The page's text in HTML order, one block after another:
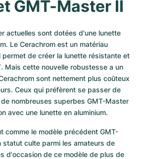
GMT-Master II
actuelles sont dotées d'une lunette
Le Cerachrom est un matériau
de créer la lunette résistante et
Mais cette nouvelle robustesse a un
sont nettement plus coûteux
Ceux qui préfèrent se passer de
nombreuses superbes GMT-Master
avec une lunette en aluminium.
comme le modèle précédent GMT-
statut culte parmi les amateurs de
d'occasion de ce modèle de plus de